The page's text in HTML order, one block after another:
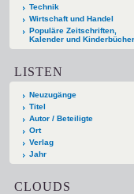
Technik
Wirtschaft und Handel
Populäre Zeitschriften,
Kalender und Kinderbücher
LISTEN
Neuzugänge
Titel
Autor / Beteiligte
Ort
Verlag
Jahr
CLOUDS